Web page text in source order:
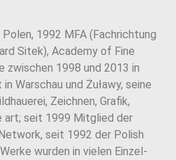
1992 MFA (Fachrichtung
Sitek), Academy of Fine
zwischen 1998 und 2013 in
Warschau und Żuławy, seine
Zeichnen, Grafik,
art; seit 1999 Mitglied der
seit 1992 der Polish
wurden in vielen Einzel-